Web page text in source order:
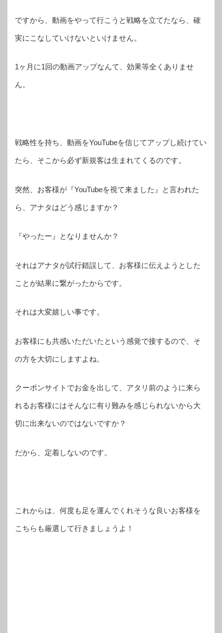
ですから、動画をやって行こうと戦略を立てたなら、確
実にこなしていけないといけません。
1ヶ月に1回の動画アップなんて、効果等全くありませ
ん。
戦略性を持ち、動画をYouTubeを信じてアップし続けてい
たら、そこから必ず新規客は生まれてくるのです。
突然、お客様が『YouTubeを視て来ました』と言われた
ら、アナタはどう感じますか？
『やったー』となりませんか？
それはアナタが試行錯誤して、お客様に伝えようとした
ことが結果に繋がったからです。
それは大変嬉しい事です。
お客様にも共感いただいたという感覚で接するので、そ
の方を大切にしますよね。
クーポンサイトでお金を出して、アタリ前のように来ら
れるお客様にはそんなに有り難みを感じられないから大
切に出来ないのではないですか？
だから、定着しないのです。
これからは、何度も足を運んでくれそうな良いお客様を
こちらも厳選して行きましょうよ！